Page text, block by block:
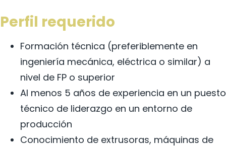
Perfil requerido
Formación técnica (preferiblemente en
ingeniería mecánica, eléctrica o similar) a
nivel de FP o superior
Al menos 5 años de experiencia en un puesto
técnico de liderazgo en un entorno de
producción
Conocimiento de extrusoras, máquinas de